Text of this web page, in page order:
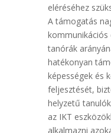
eléréséhez
A támogatás
tanórák
hatékonyan
képességek és
feljesztését,
helyzetű
az IKT
alkalmazni